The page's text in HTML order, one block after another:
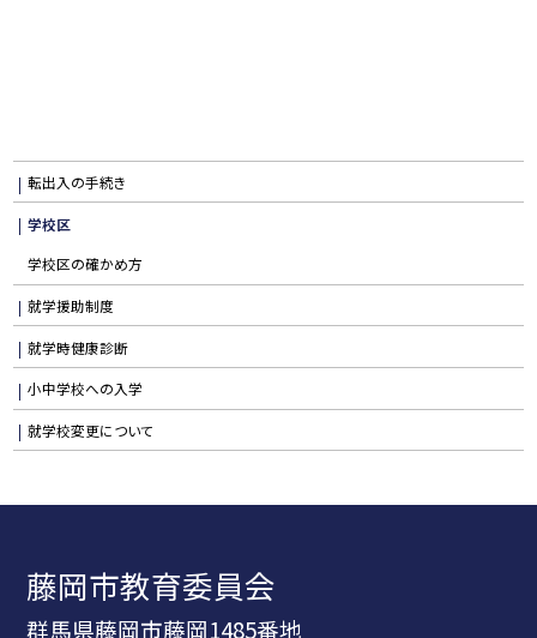
転出入の手続き
学校区
学校区の確かめ方
就学援助制度
就学時健康診断
小中学校への入学
就学校変更について
藤岡市教育委員会
群馬県藤岡市藤岡1485番地